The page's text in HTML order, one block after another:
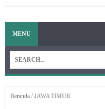
MENU
Beranda /JAWA TIMUR